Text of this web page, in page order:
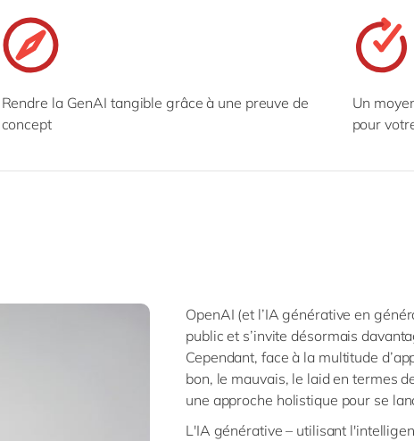
Rendre la GenAI tangible grâce à une preuve de
concept
Un
pour
OpenAI (et l’IA générative en
public et s’invite désormais
Cependant, face à la multitude
bon, le mauvais, le laid en termes
une approche holistique pour se
L'IA générative – utilisant